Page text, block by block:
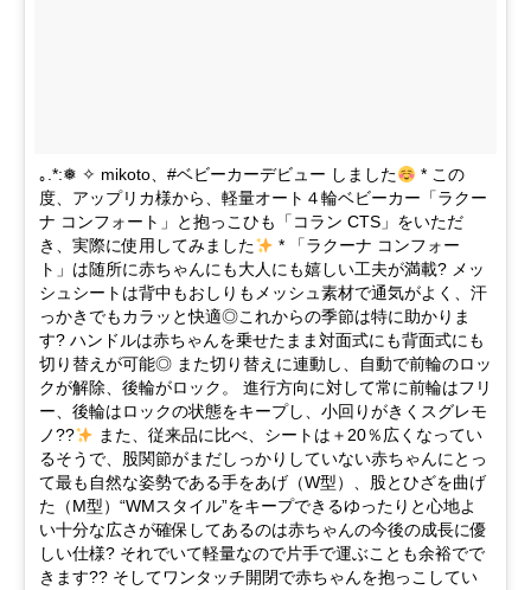
｡.*:❅ ✧ mikoto、#ベビーカーデビュー しました
* この
度、アップリカ様から、軽量オート４輪ベビーカー「ラクー
ナ コンフォート」と抱っこひも「コラン CTS」をいただ
き、実際に使用してみました
* 「ラクーナ コンフォー
ト」は随所に赤ちゃんにも大人にも嬉しい工夫が満載? メッ
シュシートは背中もおしりもメッシュ素材で通気がよく、汗
っかきでもカラッと快適◎これからの季節は特に助かりま
す? ハンドルは赤ちゃんを乗せたまま対面式にも背面式にも
切り替えが可能◎ また切り替えに連動し、自動で前輪のロッ
クが解除、後輪がロック。 進行方向に対して常に前輪はフリ
ー、後輪はロックの状態をキープし、小回りがきくスグレモ
ノ??
また、従来品に比べ、シートは＋20％広くなってい
るそうで、股関節がまだしっかりしていない赤ちゃんにとっ
て最も自然な姿勢である手をあげ（W型）、股とひざを曲げ
た（M型）“WMスタイル”をキープできるゆったりと心地よ
い十分な広さが確保してあるのは赤ちゃんの今後の成長に優
しい仕様? それでいて軽量なので片手で運ぶことも余裕でで
きます?? そしてワンタッチ開閉で赤ちゃんを抱っこしてい